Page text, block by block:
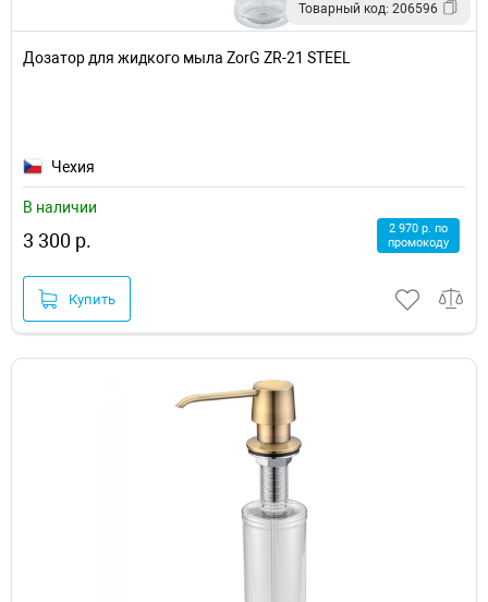
Товарный код: 206596
Дозатор для жидкого мыла ZorG ZR-21 STEEL
Чехия
В наличии
3 300 р.
2 970 р. по
промокоду
Купить